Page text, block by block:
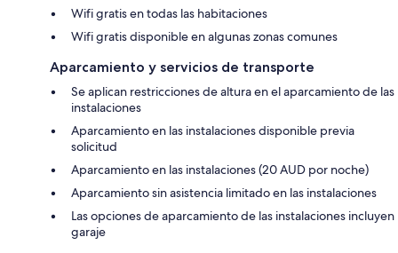
Wifi gratis en todas las habitaciones
Wifi gratis disponible en algunas zonas comunes
Aparcamiento y servicios de transporte
Se aplican restricciones de altura en el aparcamiento de las
instalaciones
Aparcamiento en las instalaciones disponible previa
solicitud
Aparcamiento en las instalaciones (20 AUD por noche)
Aparcamiento sin asistencia limitado en las instalaciones
Las opciones de aparcamiento de las instalaciones incluyen
garaje